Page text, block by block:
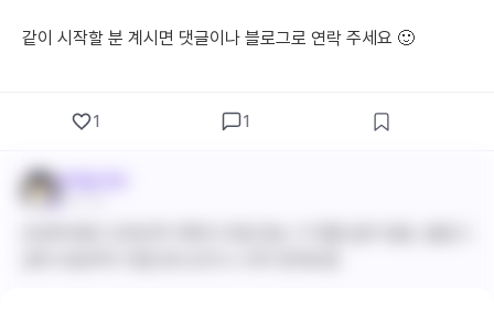
같이 시작할 분 계시면 댓글이나 블로그로 연락 주세요 🙂
1 1
바이탈 와와
8월 21일